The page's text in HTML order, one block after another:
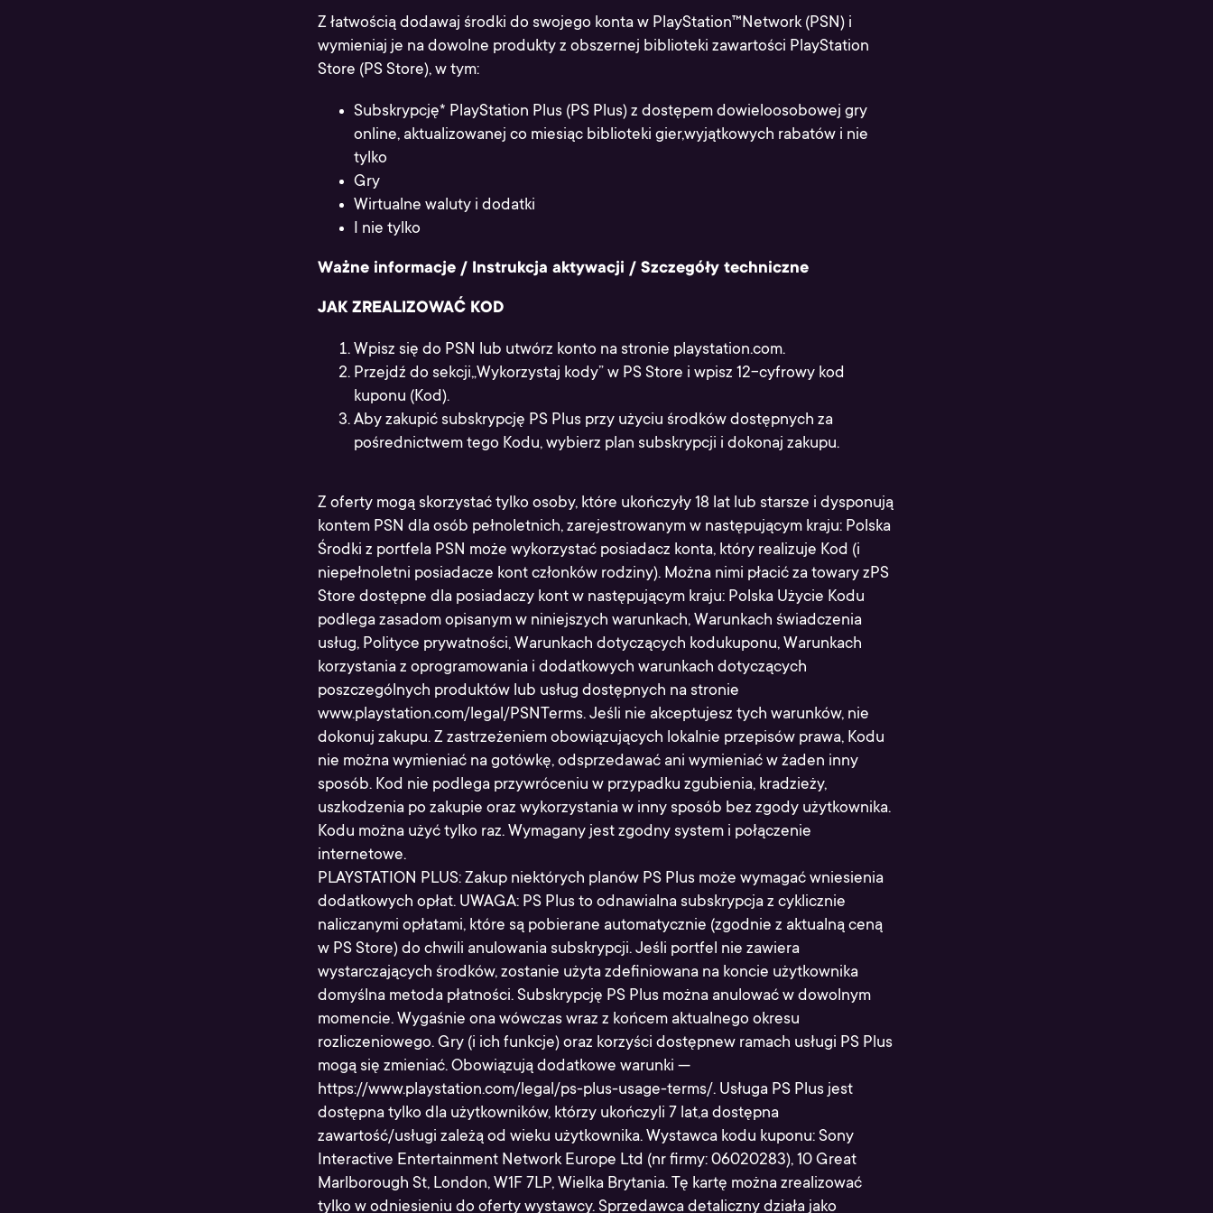
Z łatwością dodawaj środki do swojego konta w PlayStation™Network (PSN) i
wymieniaj je na dowolne produkty z obszernej biblioteki zawartości PlayStation
Store (PS Store), w tym:
Subskrypcję* PlayStation Plus (PS Plus) z dostępem dowieloosobowej gry
online, aktualizowanej co miesiąc biblioteki gier,wyjątkowych rabatów i nie
tylko
Gry
Wirtualne waluty i dodatki
I nie tylko
Ważne informacje / Instrukcja aktywacji / Szczegóły techniczne
JAK ZREALIZOWAĆ KOD
Wpisz się do PSN lub utwórz konto na stronie playstation.com.
Przejdź do sekcji„Wykorzystaj kody” w PS Store i wpisz 12-cyfrowy kod
kuponu (Kod).
Aby zakupić subskrypcję PS Plus przy użyciu środków dostępnych za
pośrednictwem tego Kodu, wybierz plan subskrypcji i dokonaj zakupu.
Z oferty mogą skorzystać tylko osoby, które ukończyły 18 lat lub starsze i dysponują
kontem PSN dla osób pełnoletnich, zarejestrowanym w następującym kraju: Polska
Środki z portfela PSN może wykorzystać posiadacz konta, który realizuje Kod (i
niepełnoletni posiadacze kont członków rodziny). Można nimi płacić za towary zPS
Store dostępne dla posiadaczy kont w następującym kraju: Polska Użycie Kodu
podlega zasadom opisanym w niniejszych warunkach, Warunkach świadczenia
usług, Polityce prywatności, Warunkach dotyczących kodukuponu, Warunkach
korzystania z oprogramowania i dodatkowych warunkach dotyczących
poszczególnych produktów lub usług dostępnych na stronie
www.playstation.com/legal/PSNTerms. Jeśli nie akceptujesz tych warunków, nie
dokonuj zakupu. Z zastrzeżeniem obowiązujących lokalnie przepisów prawa, Kodu
nie można wymieniać na gotówkę, odsprzedawać ani wymieniać w żaden inny
sposób. Kod nie podlega przywróceniu w przypadku zgubienia, kradzieży,
uszkodzenia po zakupie oraz wykorzystania w inny sposób bez zgody użytkownika.
Kodu można użyć tylko raz. Wymagany jest zgodny system i połączenie
internetowe.
PLAYSTATION PLUS: Zakup niektórych planów PS Plus może wymagać wniesienia
dodatkowych opłat. UWAGA: PS Plus to odnawialna subskrypcja z cyklicznie
naliczanymi opłatami, które są pobierane automatycznie (zgodnie z aktualną ceną
w PS Store) do chwili anulowania subskrypcji. Jeśli portfel nie zawiera
wystarczających środków, zostanie użyta zdefiniowana na koncie użytkownika
domyślna metoda płatności. Subskrypcję PS Plus można anulować w dowolnym
momencie. Wygaśnie ona wówczas wraz z końcem aktualnego okresu
rozliczeniowego. Gry (i ich funkcje) oraz korzyści dostępnew ramach usługi PS Plus
mogą się zmieniać. Obowiązują dodatkowe warunki —
https://www.playstation.com/legal/ps-plus-usage-terms/. Usługa PS Plus jest
dostępna tylko dla użytkowników, którzy ukończyli 7 lat,a dostępna
zawartość/usługi zależą od wieku użytkownika. Wystawca kodu kuponu: Sony
Interactive Entertainment Network Europe Ltd (nr firmy: 06020283), 10 Great
Marlborough St, London, W1F 7LP, Wielka Brytania. Tę kartę można zrealizować
tylko w odniesieniu do oferty wystawcy. Sprzedawca detaliczny działa jako